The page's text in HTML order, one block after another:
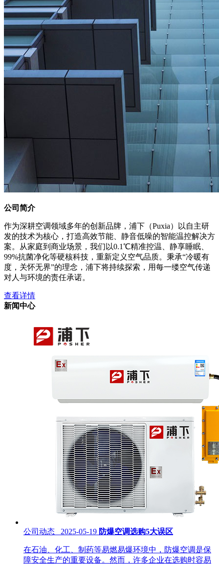
公司简介
作为深耕空调领域多年的创新品牌，浦下（Puxia）以自主研
发的技术为核心，打造高效节能、静音低噪的智能温控解决方
案。从家庭到商业场景，我们以0.1℃精准控温、静享睡眠、
99%抗菌净化等硬核科技，重新定义空气品质。秉承“冷暖有
度，关怀无界”的理念，浦下将持续探索，用每一缕空气传递
对人与环境的责任承诺。
查看详情
新闻中心
公司动态 2025-05-19 防爆空调选购5大误区
在石油、化工、制药等易燃易爆环境中，防爆空调是保
障安全生产的重要设备。然而，许多企业在选购时容易